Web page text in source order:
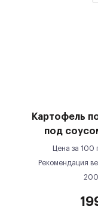
Картофель
под
Цена за 100
Рекомендация
200